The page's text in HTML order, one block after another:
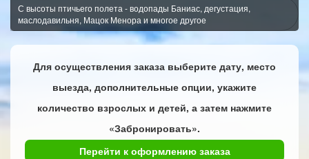
С высоты птичьего полета - водопады Баниас, дегустация,
маслодавильня, Мацок Менора и многое другое
Для осуществления заказа выберите дату, место
выезда, дополнительные опции, укажите
количество взрослых и детей, а затем нажмите
«Забронировать».
Перейти к оформлению заказа